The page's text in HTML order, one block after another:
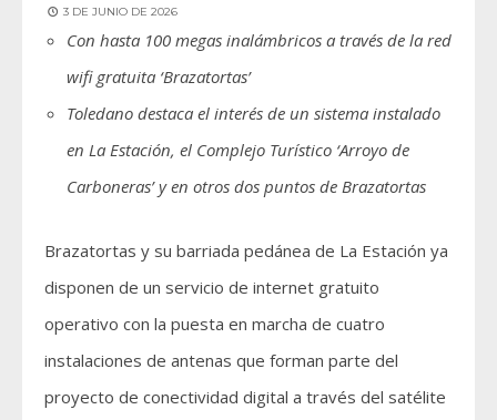
3 DE JUNIO DE 2026
Con hasta 100 megas inalámbricos a través de la red
wifi gratuita ‘Brazatortas’
Toledano destaca el interés de un sistema instalado
en La Estación, el Complejo Turístico ‘Arroyo de
Carboneras’ y en otros dos puntos de Brazatortas
Brazatortas y su barriada pedánea de La Estación ya
disponen de un servicio de internet gratuito
operativo con la puesta en marcha de cuatro
instalaciones de antenas que forman parte del
proyecto de conectividad digital a través del satélite